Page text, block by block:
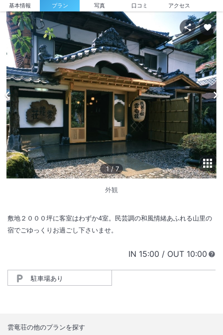
基本情報 プラン 写真 口コミ アクセス
1 /7
外観
敷地２０００坪に客室はわずか4室。民芸調の和風情緒あふれる山里の
宿でごゆっくりお過ごし下さいませ。
IN チェックイン
15:00 / OUT チェック
10:00
駐車場あり
雲竜荘の他のプランを探す